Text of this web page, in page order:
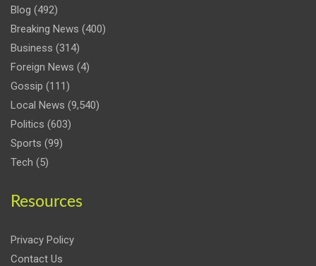
Blog (492)
Breaking News (400)
Business (314)
Foreign News (4)
Gossip (111)
Local News (9,540)
Politics (603)
Sports (99)
Tech (5)
Resources
Privacy Policy
Contact Us